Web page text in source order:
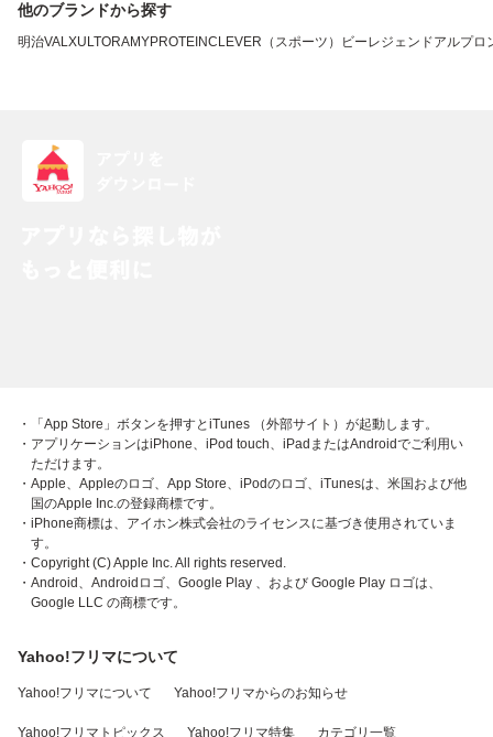
他のブランドから探す
明治VALXULTORAMYPROTEINCLEVER（スポーツ） ビーレジェンドアルプロ
・「App Store」ボタンを押すとiTunes （外部サイト）が起動します。
・アプリケーションはiPhone、iPod touch、iPadまたはAndroidでご利用い
ただけます。
・Apple、Appleのロゴ、App Store、iPodのロゴ、iTunesは、米国および他
国のApple Inc.の登録商標です。
・iPhone商標は、アイホン株式会社のライセンスに基づき使用されていま
す。
・Copyright (C) Apple Inc. All rights reserved.
・Android、Androidロゴ、Google Play 、および Google Play ロゴは、
Google LLC の商標です。
Yahoo!フリマについて
Yahoo!フリマについて Yahoo!フリマからのお知らせ
Yahoo!フリマトピックス Yahoo!フリマ特集 カテゴリ一覧